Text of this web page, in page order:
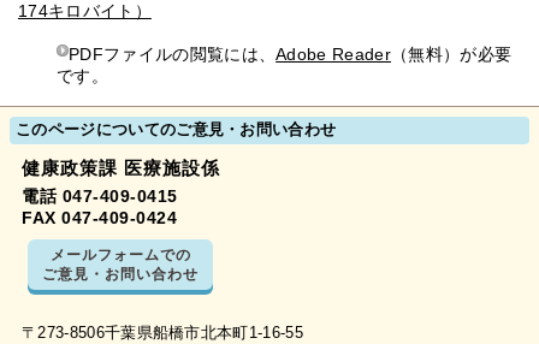
174キロバイト）
PDFファイルの閲覧には、Adobe Reader （無料）が必要
です。
このページについてのご意見・お問い合わせ
健康政策課 医療施設係
電話 047-409-0415
FAX 047-409-0424
メールフォームでの
ご意見・お問い合わせ
〒273-8506千葉県船橋市北本町1-16-55